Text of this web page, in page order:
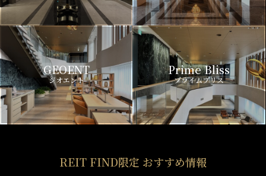
GEOENT
ジオエント
Prime Bliss
プライムブリス
REIT FIND限定 おすすめ情報